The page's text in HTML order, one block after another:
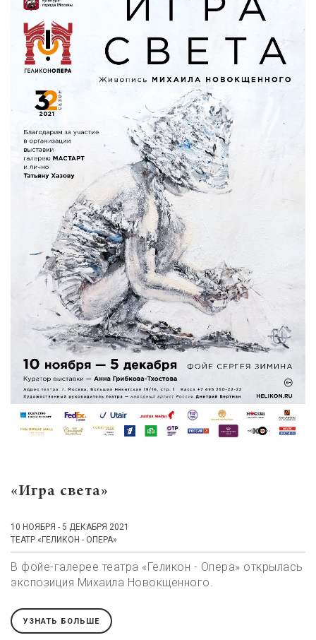
«Игра света»
10 НОЯБРЯ - 5 ДЕКАБРЯ 2021
ТЕАТР «ГЕЛИКОН - ОПЕРА»
В фойе-галерее театра «Геликон - Опера» открылась
экспозиция Михаила Новокщенного.
УЗНАТЬ БОЛЬШЕ